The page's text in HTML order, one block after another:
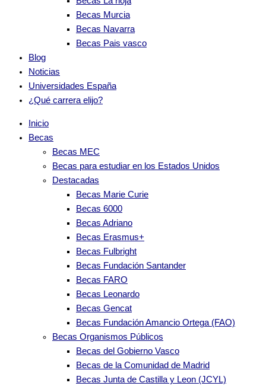
Becas Murcia
Becas Navarra
Becas Pais vasco
Blog
Noticias
Universidades España
¿Qué carrera elijo?
Inicio
Becas
Becas MEC
Becas para estudiar en los Estados Unidos
Destacadas
Becas Marie Curie
Becas 6000
Becas Adriano
Becas Erasmus+
Becas Fulbright
Becas Fundación Santander
Becas FARO
Becas Leonardo
Becas Gencat
Becas Fundación Amancio Ortega (FAO)
Becas Organismos Públicos
Becas del Gobierno Vasco
Becas de la Comunidad de Madrid
Becas Junta de Castilla y Leon (JCYL)